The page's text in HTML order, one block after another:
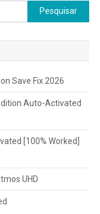
Pesquisar
por:
Save Fix 2026
Auto-Activated
[100% Worked]
UHD